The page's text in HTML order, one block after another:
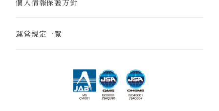
運営規定一覧